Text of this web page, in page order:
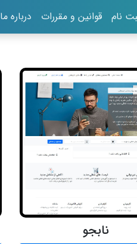
نام قوانین و مقررات درباره ما
نابجو